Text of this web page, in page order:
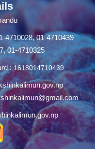
4710028, 01-4710439
4710325
:1618014710439